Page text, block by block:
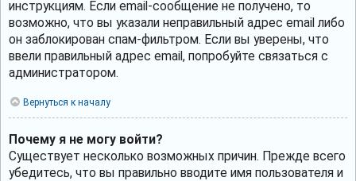
инструкциям. Если email-сообщение не получено, то
возможно, что вы указали неправильный адрес email либо
он заблокирован спам-фильтром. Если вы уверены, что
ввели правильный адрес email, попробуйте связаться с
администратором.
Вернуться к началу
Почему я не могу войти?
Существует несколько возможных причин. Прежде всего
убедитесь, что вы правильно вводите имя пользователя и